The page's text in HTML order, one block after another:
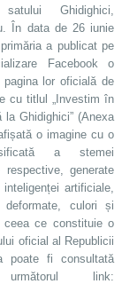
Ghidighici,
În data de 26 iunie
a publicat pe
Facebook o
lor oficială de
cu titlul „Investim în
la Ghidighici” (Anexa
o imagine cu o
a stemei
respective, generate
artificiale,
deformate, culori și
ceea ce constituie o
oficial al Republicii
poate fi consultată
link: